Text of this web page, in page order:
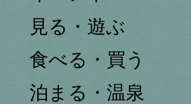
見る・遊ぶ
食べる・買う
泊まる・温泉